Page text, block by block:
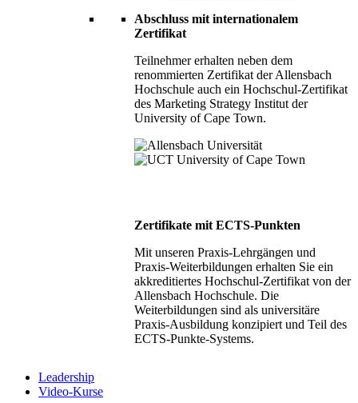
Abschluss mit internationalem
Zertifikat
Teilnehmer erhalten neben dem
renommierten Zertifikat der Allensbach
Hochschule auch ein Hochschul-Zertifikat
des Marketing Strategy Institut der
University of Cape Town.
Zertifikate mit ECTS-Punkten
Mit unseren Praxis-Lehrgängen und
Praxis-Weiterbildungen erhalten Sie ein
akkreditiertes Hochschul-Zertifikat von der
Allensbach Hochschule. Die
Weiterbildungen sind als universitäre
Praxis-Ausbildung konzipiert und Teil des
ECTS-Punkte-Systems.
Leadership
Video-Kurse